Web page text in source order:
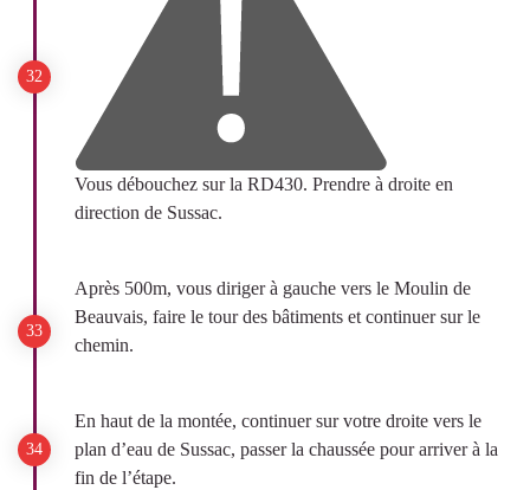
Vous débouchez sur la RD430. Prendre à droite en
direction de Sussac.
Après 500m, vous diriger à gauche vers le Moulin de
Beauvais, faire le tour des bâtiments et continuer sur le
chemin.
En haut de la montée, continuer sur votre droite vers le
plan d’eau de Sussac, passer la chaussée pour arriver à la
fin de l’étape.